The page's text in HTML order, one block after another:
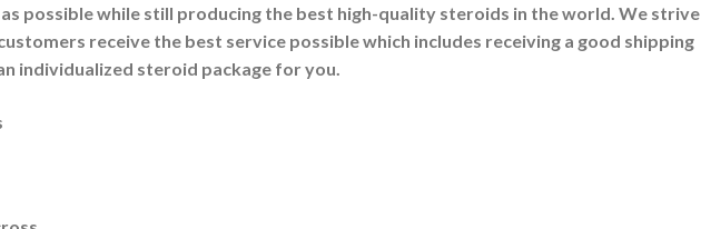
possible while still producing the best high-quality steroids in the world. We strive
receive the best service possible which includes receiving a good shipping
individualized steroid package for you.